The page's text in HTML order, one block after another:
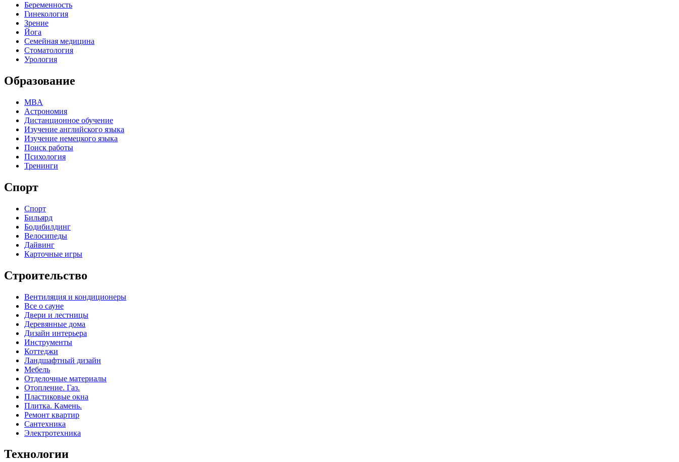
Беременность
Гинекология
Зрение
Йога
Семейная медицина
Стоматология
Урология
Образование
MBA
Астрономия
Дистанционное обучение
Изучение английского языка
Изучение немецкого языка
Поиск работы
Психология
Тренинги
Спорт
Спорт
Бильярд
Бодибилдинг
Велосипеды
Дайвинг
Карточные игры
Строительство
Вентиляция и кондиционеры
Все о сауне
Двери и лестницы
Деревянные дома
Дизайн интерьера
Инструменты
Коттеджи
Ландшафтный дизайн
Мебель
Отделочные материалы
Отопление. Газ.
Пластиковые окна
Плитка. Камень.
Ремонт квартир
Сантехника
Электротехника
Технологии